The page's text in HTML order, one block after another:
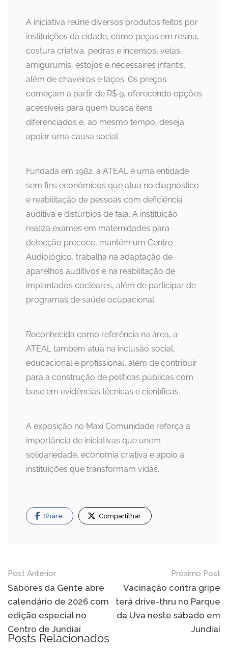
A iniciativa reúne diversos produtos feitos por
instituições da cidade, como peças em resina,
costura criativa, pedras e incensos, velas,
amigurumis, estojos e nécessaires infantis,
além de chaveiros e laços. Os preços
começam a partir de R$ 9, oferecendo opções
acessíveis para quem busca itens
diferenciados e, ao mesmo tempo, deseja
apoiar uma causa social.
Fundada em 1982, a ATEAL é uma entidade
sem fins econômicos que atua no diagnóstico
e reabilitação de pessoas com deficiência
auditiva e distúrbios de fala. A instituição
realiza exames em maternidades para
detecção precoce, mantém um Centro
Audiológico, trabalha na adaptação de
aparelhos auditivos e na reabilitação de
implantados cocleares, além de participar de
programas de saúde ocupacional.
Reconhecida como referência na área, a
ATEAL também atua na inclusão social,
educacional e profissional, além de contribuir
para a construção de políticas públicas com
base em evidências técnicas e científicas.
A exposição no Maxi Comunidade reforça a
importância de iniciativas que unem
solidariedade, economia criativa e apoio a
instituições que transformam vidas.
Share Compartilhar
Navegação
de
Post
Post Anterior
Sabores da Gente abre
calendário de 2026 com
edição especial no
Centro de Jundiaí
Próximo Post
Vacinação contra gripe
terá drive-thru no Parque
da Uva neste sábado em
Jundiaí
Posts Relacionados